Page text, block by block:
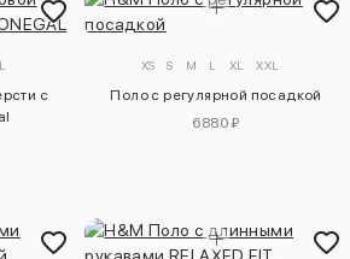
с
XS S M L XL XXL
Поло с регулярной посадкой
6880 ₽